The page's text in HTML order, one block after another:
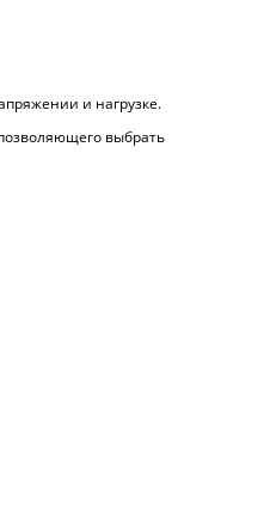
и нагрузке.
выбрать